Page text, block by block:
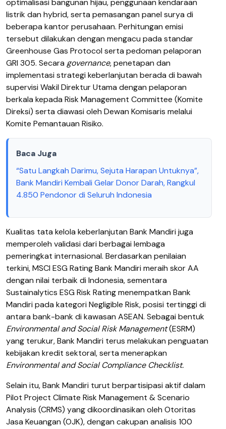
optimalisasi bangunan hijau, penggunaan kendaraan
listrik dan hybrid, serta pemasangan panel surya di
beberapa kantor perusahaan. Perhitungan emisi
tersebut dilakukan dengan mengacu pada standar
Greenhouse Gas Protocol serta pedoman pelaporan
GRI 305. Secara governance, penetapan dan
implementasi strategi keberlanjutan berada di bawah
supervisi Wakil Direktur Utama dengan pelaporan
berkala kepada Risk Management Committee (Komite
Direksi) serta diawasi oleh Dewan Komisaris melalui
Komite Pemantauan Risiko.
Baca Juga
“Satu Langkah Darimu, Sejuta Harapan Untuknya”,
Bank Mandiri Kembali Gelar Donor Darah, Rangkul
4.850 Pendonor di Seluruh Indonesia
Kualitas tata kelola keberlanjutan Bank Mandiri juga
memperoleh validasi dari berbagai lembaga
pemeringkat internasional. Berdasarkan penilaian
terkini, MSCI ESG Rating Bank Mandiri meraih skor AA
dengan nilai terbaik di Indonesia, sementara
Sustainalytics ESG Risk Rating menempatkan Bank
Mandiri pada kategori Negligible Risk, posisi tertinggi di
antara bank-bank di kawasan ASEAN. Sebagai bentuk
Environmental and Social Risk Management(ESRM)
yang terukur, Bank Mandiri terus melakukan penguatan
kebijakan kredit sektoral, serta menerapkan
Environmental and Social Compliance Checklist.
Selain itu, Bank Mandiri turut berpartisipasi aktif dalam
Pilot Project Climate Risk Management & Scenario
Analysis (CRMS) yang dikoordinasikan oleh Otoritas
Jasa Keuangan (OJK), dengan cakupan analisis 100